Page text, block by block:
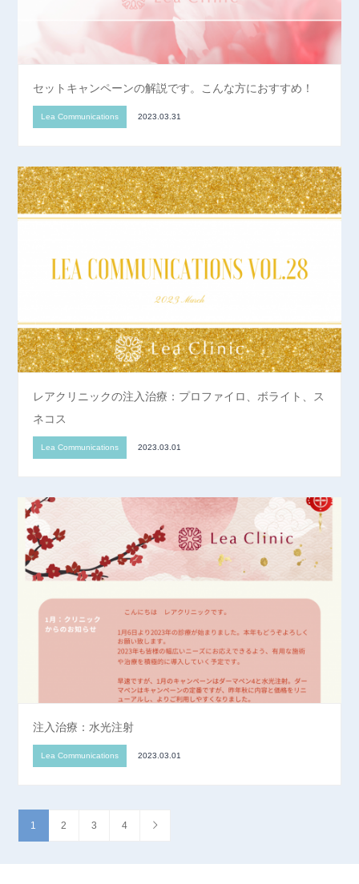
セットキャンペーンの解説です。こんな方におすすめ！
Lea Communications 2023.03.31
レアクリニックの注入治療：プロファイロ、ボライト、ス
ネコス
Lea Communications 2023.03.01
注入治療：水光注射
Lea Communications 2023.03.01
1 2 3 4